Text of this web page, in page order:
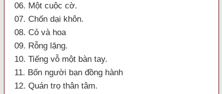
06. Một cuộc cờ.
07. Chốn dại khôn.
08. Cỏ và hoa
09. Rỗng lặng.
10. Tiếng vỗ một bàn tay.
11. Bốn người bạn đồng hành
12. Quán trọ thân tâm.